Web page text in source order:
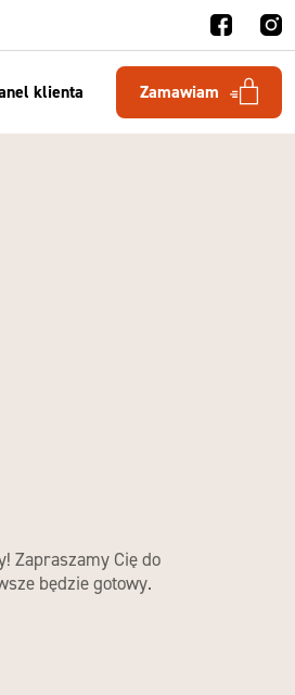
klienta Zamawiam
Zapraszamy Cię do
będzie gotowy.